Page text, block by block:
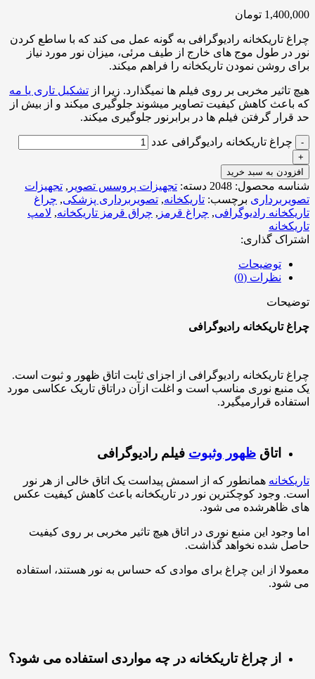
1,400,000 تومان
چراغ تاریکخانه رادیوگرافی به گونه عمل می کند که با ساطع کردن
نور در طول موج های خارج از طیف مرئی، میزان نور مورد نیاز
برای روشن نمودن تاریکخانه را فراهم میکند.
هیچ تاثیر مخربی بر روی فیلم ها نمیگذارد. زیرا از تشکیل تاری یا مه
که باعث کاهش کیفیت تصاویر میشوند جلوگیری میکند و از بیش از
حد قرار گرفتن فیلم ها در برابرنور جلوگیری میکند.
چراغ تاریکخانه رادیوگرافی عدد
افزودن به سبد خرید
شناسه محصول: 2048 دسته: تجهیزات پروسس تصویر , تجهیزات
تصویربرداری برچسب: تاریکخانه, تصویربرداری پزشکی, چراغ
تاریکخانه رادیوگرافی, چراغ قرمز , چراق قرمز تاریکخانه, لامپ
تاریکخانه
اشتراک گذاری:
توضیحات
نظرات (0)
توضیحات
چراغ تاریکخانه رادیوگرافی
چراغ تاریکخانه رادیوگرافی از اجزای ثابت اتاق ظهور و ثبوت است.
یک منبع نوری مناسب است و اغلت ازآن دراتاق تاریک عکاسی مورد
استفاده قرارمیگیرد.
اتاق ظهور وثبوت فیلم رادیوگرافی
تاریکخانه همانطور که از اسمش پیداست یک اتاق خالی از هر نور
است. وجود کوچکترین نور در تاریکخانه باعث کاهش کیفیت عکس
های ظاهرشده می شود.
اما وجود این منبع نوری در اتاق هیچ تاثیر مخربی بر روی کیفیت
حاصل شده نخواهد گذاشت.
معمولا از این چراغ برای موادی که حساس به نور هستند، استفاده
می شود.
از چراغ تاریکخانه در چه مواردی استفاده می شود؟